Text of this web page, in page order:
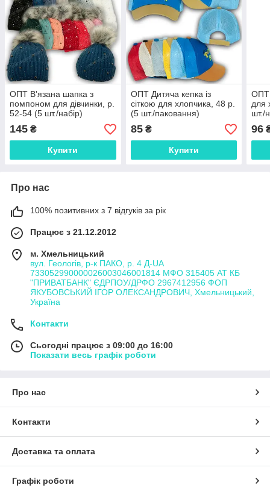
ОПТ В'язана шапка з
помпоном для дівчинки, р.
52-54 (5 шт./набір)
145 ₴
Купити
ОПТ Дитяча кепка із
сіткою для хлопчика, 48 р.
(5 шт./паковання)
85₴
Купити
ОПТ
для
шт./
96
Про нас
100% позитивних з 7 відгуків за рік
Працює з 21.12.2012
м. Хмельницький
вул. Геологів, р-к ПАКО, р. 4 Д-UA
733052990000026003046001814 МФО 315405 АТ КБ
"ПРИВАТБАНК" ЄДРПОУ/ДРФО 2967412956 ФОП
ЯКУБОВСЬКИЙ ІГОР ОЛЕКСАНДРОВИЧ, Хмельницький,
Україна
Контакти
Сьогодні працює з 09:00 до 16:00
Показати весь графік роботи
Про нас
Контакти
Доставка та оплата
Графік роботи